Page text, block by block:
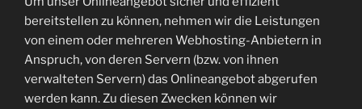
bereitstellen zu können, nehmen wir die Leistungen
von einem oder mehreren Webhosting-Anbietern in
Anspruch, von deren Servern (bzw. von ihnen
verwalteten Servern) das Onlineangebot abgerufen
werden kann. Zu diesen Zwecken können wir